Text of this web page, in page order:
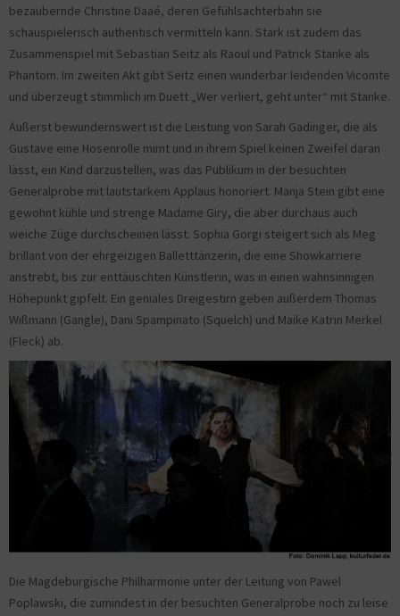
bezaubernde Christine Daaé, deren Gefühlsachterbahn sie
schauspielerisch authentisch vermitteln kann. Stark ist zudem das
Zusammenspiel mit Sebastian Seitz als Raoul und Patrick Stanke als
Phantom. Im zweiten Akt gibt Seitz einen wunderbar leidenden Vicomte
und überzeugt stimmlich im Duett „Wer verliert, geht unter“ mit Stanke.
Äußerst bewundernswert ist die Leistung von Sarah Gadinger, die als
Gustave eine Hosenrolle mimt und in ihrem Spiel keinen Zweifel daran
lässt, ein Kind darzustellen, was das Publikum in der besuchten
Generalprobe mit lautstarkem Applaus honoriert. Manja Stein gibt eine
gewohnt kühle und strenge Madame Giry, die aber durchaus auch
weiche Züge durchscheinen lässt. Sophia Gorgi steigert sich als Meg
brillant von der ehrgeizigen Balletttänzerin, die eine Showkarriere
anstrebt, bis zur enttäuschten Künstlerin, was in einen wahnsinnigen
Höhepunkt gipfelt. Ein geniales Dreigestirn geben außerdem Thomas
Wißmann (Gangle), Dani Spampinato (Squelch) und Maike Katrin Merkel
(Fleck) ab.
Die Magdeburgische Philharmonie unter der Leitung von Pawel
Poplawski, die zumindest in der besuchten Generalprobe noch zu leise